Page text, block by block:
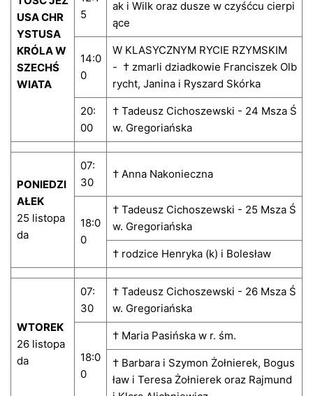
USA CHR
YSTUSA
KRÓLA W
SZECHŚ
WIATA
5
ak i Wilk oraz dusze w czyśćcu cierpi
ące
14:0
0
W KLASYCZNYM RYCIE RZYMSKIM
- † zmarli dziadkowie Franciszek Olb
rycht, Janina i Ryszard Skórka
20:
00
† Tadeusz Cichoszewski - 24 Msza Ś
w. Gregoriańska
PONIEDZI
AŁEK
25 listopa
da
07:
30
† Anna Nakonieczna
18:0
0
† Tadeusz Cichoszewski - 25 Msza Ś
w. Gregoriańska
† rodzice Henryka (k) i Bolesław
WTOREK
26 listopa
da
07:
30
† Tadeusz Cichoszewski - 26 Msza Ś
w. Gregoriańska
18:0
0
† Maria Pasińska w r. śm.
† Barbara i Szymon Żołnierek, Bogus
ław i Teresa Żołnierek oraz Rajmund